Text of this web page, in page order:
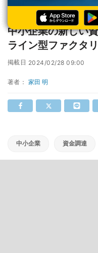
中小企業の新しい
ライン型ファクタ
掲載日 2024/02/28 09:00
著者： 家田 明
中小企業 資金調達